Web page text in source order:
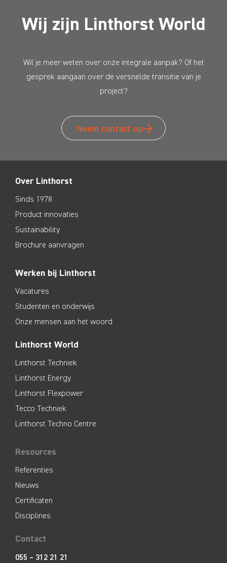
Wij zijn Linthorst World
Wil je meer weten over onze integrale aanpak? Of het
gesprek aangaan over de versnelde transitie van je
project?
Neem contact op
Over Linthorst
Sinds 1978
Product innovaties
Sustainability
Brochure aanvragen
Werken bij Linthorst
Vacatures
Studenten en onderwijs
Onze mensen aan het woord
Linthorst World
Linthorst Techniek
Linthorst Energy
Linthorst Flexpower
Tecco Techniek
Linthorst Techno Centre
Resources
Referenties
Nieuws
Certificaten
Disciplines
Contact
055 – 312 21 21